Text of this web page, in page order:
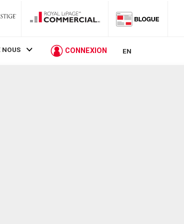
NOUS CONNEXION EN